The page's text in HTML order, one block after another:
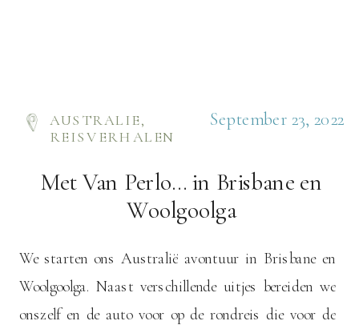
Met Van Perlo… in Brisbane en
Woolgoolga
We starten ons Australië avontuur in Brisbane en
Woolgoolga. Naast verschillende uitjes bereiden we
onszelf en de auto voor op de rondreis die voor de
AUSTRALIE,
REISVERHALEN
September 23, 2022